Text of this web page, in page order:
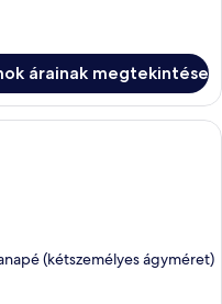
árainak megtekintése
modern szállodai szoba,
(kétszemélyes ágyméret)